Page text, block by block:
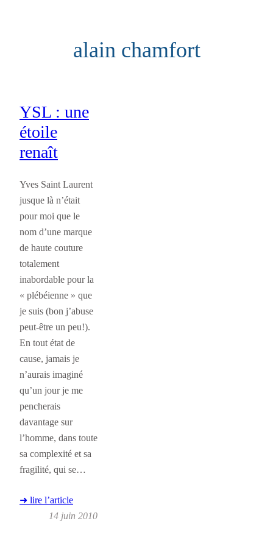
alain chamfort
YSL : une
étoile
renaît
Yves Saint Laurent
jusque là n’était
pour moi que le
nom d’une marque
de haute couture
totalement
inabordable pour la
« plébéienne » que
je suis (bon j’abuse
peut-être un peu!).
En tout état de
cause, jamais je
n’aurais imaginé
qu’un jour je me
pencherais
davantage sur
l’homme, dans toute
sa complexité et sa
fragilité, qui se…
➜ lire l’article
14 juin 2010